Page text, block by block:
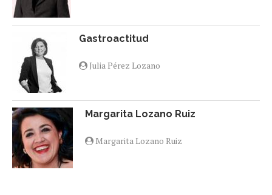
Gastroactitud
Julia Pérez Lozano
Margarita Lozano Ruiz
Margarita Lozano Ruiz